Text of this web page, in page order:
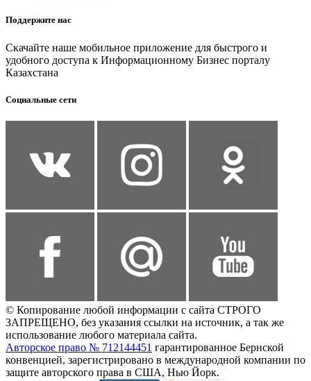
Поддержите нас
Скачайте наше мобильное приложение для быстрого и
удобного доступа к Информационному Бизнес порталу
Казахстана
Социальные сети
© Копирование любой информации с сайта СТРОГО
ЗАПРЕЩЕНО, без указания ссылки на источник, а так же
использование любого материала сайта.
Авторское право № 712144451 гарантированное Бернской
конвенцией, зарегистрировано в международной компании по
защите авторского права в США, Нью Йорк.